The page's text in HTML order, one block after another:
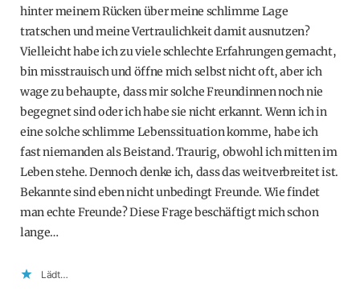
hinter meinem Rücken über meine schlimme Lage
tratschen und meine Vertraulichkeit damit ausnutzen?
Vielleicht habe ich zu viele schlechte Erfahrungen gemacht,
bin misstrauisch und öffne mich selbst nicht oft, aber ich
wage zu behaupte, dass mir solche Freundinnen noch nie
begegnet sind oder ich habe sie nicht erkannt. Wenn ich in
eine solche schlimme Lebenssituation komme, habe ich
fast niemanden als Beistand. Traurig, obwohl ich mitten im
Leben stehe. Dennoch denke ich, dass das weitverbreitet ist.
Bekannte sind eben nicht unbedingt Freunde. Wie findet
man echte Freunde? Diese Frage beschäftigt mich schon
lange…
Lädt…